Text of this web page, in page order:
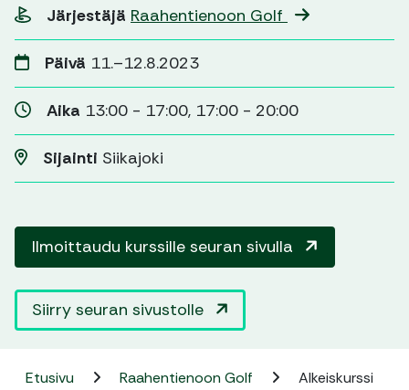
Järjestäjä Raahentienoon Golf
Päivä 11.–12.8.2023
Aika 13:00 - 17:00, 17:00 - 20:00
Sijainti Siikajoki
Ilmoittaudu kurssille seuran sivulla
Siirry seuran sivustolle
Etusivu Raahentienoon Golf Alkeiskurssi